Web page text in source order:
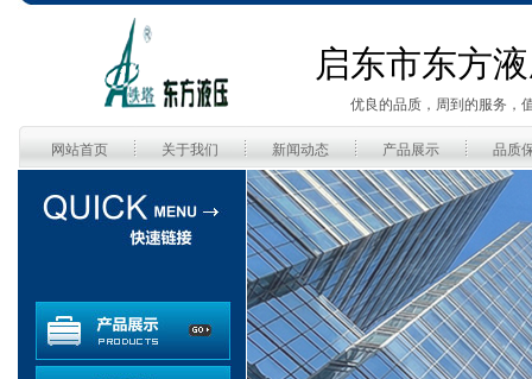
启东市东方
优良的品质，周到的服务，
网站首页 关于我们 新闻动态 产品展示 品质